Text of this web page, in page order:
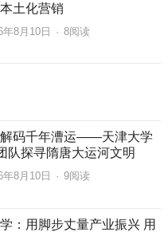
土化营销
年8月10日 · 8阅读
码千年漕运——天津大学
队探寻隋唐大运河文明
年8月10日 · 9阅读
：用脚步丈量产业振兴 用